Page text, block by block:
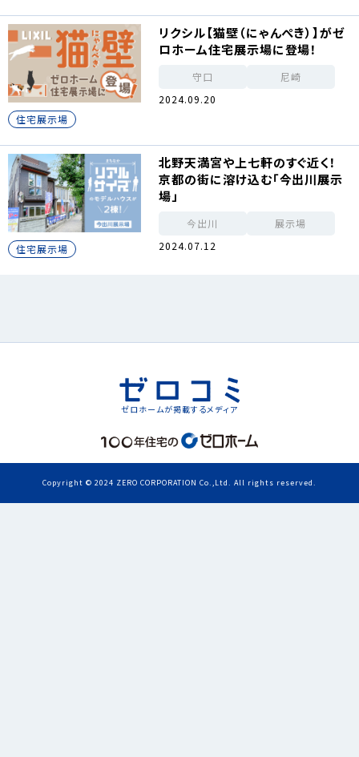
住宅展示場
リクシル【猫壁（にゃんぺき）】がゼ
ロホーム住宅展示場に登場！
守口
尼崎
2024.09.20
住宅展示場
北野天満宮や上七軒のすぐ近く！
京都の街に溶け込む「今出川展示
場」
今出川
展示場
2024.07.12
ゼロホームが掲載するメディア
Copyright © 2024 ZERO CORPORATION Co.,Ltd. All rights reserved.